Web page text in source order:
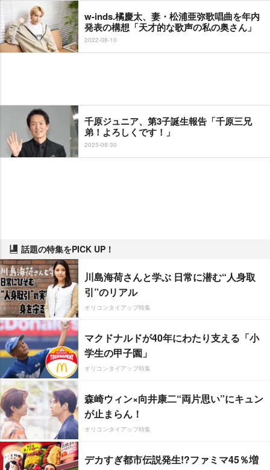
w-inds.橘慶太、妻・松浦亜弥歌唱曲を年内
発表の構想「天才的な歌声の私の奥さん」
2022-08-10
千原ジュニア、第3子誕生報告「千原三兄
弟！よろしくです！」
2025-08-30
話題の特集をPICK UP！
川島海荷さんと学ぶ 日常に潜む“人身取
引”のリアル
オリコンタイアップ特集
マクドナルドが40年にわたり支える「小
学生の甲子園」
オリコンタイアップ特集
森崎ウィン×向井康二“両片思い”にキュン
が止まらん！
オリコンタイアップ特集
デカすぎ都市伝説発生!?ファミマ45％増